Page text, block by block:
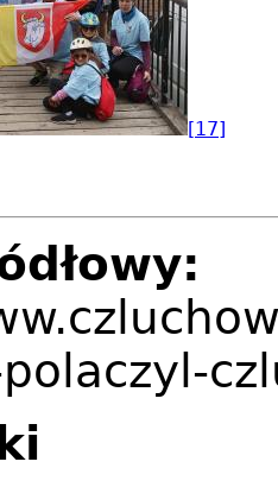
[17]